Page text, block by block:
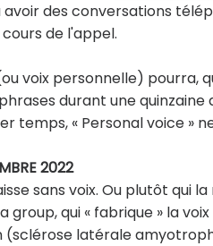
des conversations
de l'appel.
voix personnelle) pourra,
durant une
temps, « Personal voice »
2022
sans voix. Ou plutôt qui
qui « fabrique » la
(sclérose latérale